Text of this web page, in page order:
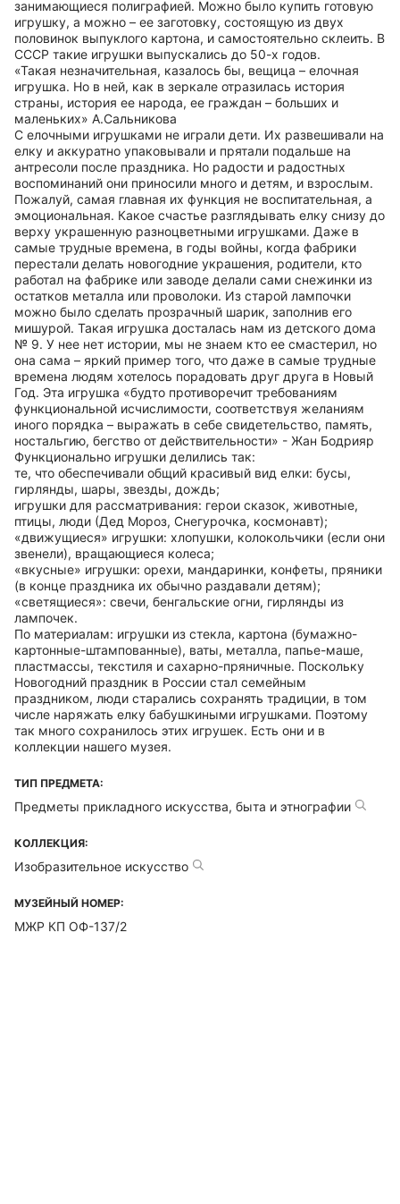
занимающиеся полиграфией. Можно было купить готовую
игрушку, а можно – ее заготовку, состоящую из двух
половинок выпуклого картона, и самостоятельно склеить. В
СССР такие игрушки выпускались до 50-х годов.
«Такая незначительная, казалось бы, вещица – елочная
игрушка. Но в ней, как в зеркале отразилась история
страны, история ее народа, ее граждан – больших и
маленьких» А.Сальникова
С елочными игрушками не играли дети. Их развешивали на
елку и аккуратно упаковывали и прятали подальше на
антресоли после праздника. Но радости и радостных
воспоминаний они приносили много и детям, и взрослым.
Пожалуй, самая главная их функция не воспитательная, а
эмоциональная. Какое счастье разглядывать елку снизу до
верху украшенную разноцветными игрушками. Даже в
самые трудные времена, в годы войны, когда фабрики
перестали делать новогодние украшения, родители, кто
работал на фабрике или заводе делали сами снежинки из
остатков металла или проволоки. Из старой лампочки
можно было сделать прозрачный шарик, заполнив его
мишурой. Такая игрушка досталась нам из детского дома
№ 9. У нее нет истории, мы не знаем кто ее смастерил, но
она сама – яркий пример того, что даже в самые трудные
времена людям хотелось порадовать друг друга в Новый
Год. Эта игрушка «будто противоречит требованиям
функциональной исчислимости, соответствуя желаниям
иного порядка – выражать в себе свидетельство, память,
ностальгию, бегство от действительности» - Жан Бодрияр
Функционально игрушки делились так:
те, что обеспечивали общий красивый вид елки: бусы,
гирлянды, шары, звезды, дождь;
игрушки для рассматривания: герои сказок, животные,
птицы, люди (Дед Мороз, Снегурочка, космонавт);
«движущиеся» игрушки: хлопушки, колокольчики (если они
звенели), вращающиеся колеса;
«вкусные» игрушки: орехи, мандаринки, конфеты, пряники
(в конце праздника их обычно раздавали детям);
«светящиеся»: свечи, бенгальские огни, гирлянды из
лампочек.
По материалам: игрушки из стекла, картона (бумажно-
картонные-штампованные), ваты, металла, папье-маше,
пластмассы, текстиля и сахарно-пряничные. Поскольку
Новогодний праздник в России стал семейным
праздником, люди старались сохранять традиции, в том
числе наряжать елку бабушкиными игрушками. Поэтому
так много сохранилось этих игрушек. Есть они и в
коллекции нашего музея.
ТИП ПРЕДМЕТА:
Предметы прикладного искусства, быта и этнографии
КОЛЛЕКЦИЯ:
Изобразительное искусство
МУЗЕЙНЫЙ НОМЕР:
МЖР КП ОФ-137/2